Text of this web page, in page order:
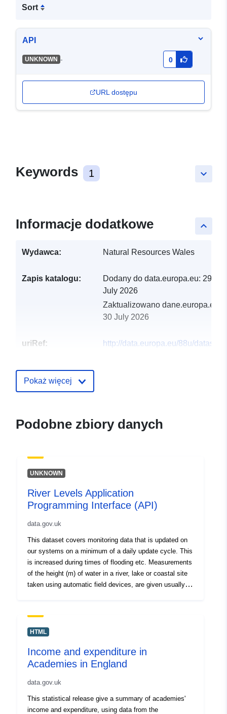
Sort
API
UNKNOWN - 0
URL dostępu
keyboard_arrow_down
Keywords 1
keyboard_arrow_up
Informacje dodatkowe
Wydawca: Natural Resources Wales
Zapis katalogu: Dodany do data.europa.eu: 29
July 2026
Zaktualizowano dane.europa.eu:
30 July 2026
uriRef:
http://data.europa.eu/88u/dataset/
Pokaż więcej
Podobne zbiory danych
UNKNOWN
River Levels Application
Programming Interface (API)
data.gov.uk
This dataset covers monitoring data that is updated on
our systems on a minimum of a daily update cycle. This
is increased during times of flooding etc. Measurements
of the height (m) of water in a river, lake or coastal site
taken using automatic field devices, are given usually
reservoirs and coastal sites.
HTML
Income and expenditure in
Academies in England
data.gov.uk
This statistical release give a summary of academies'
income and expenditure, using data from the